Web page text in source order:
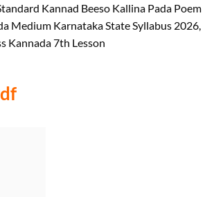
Kannad Beeso Kallina Pada Poem
Medium Karnataka State Syllabus 2026,
Kannada 7th Lesson